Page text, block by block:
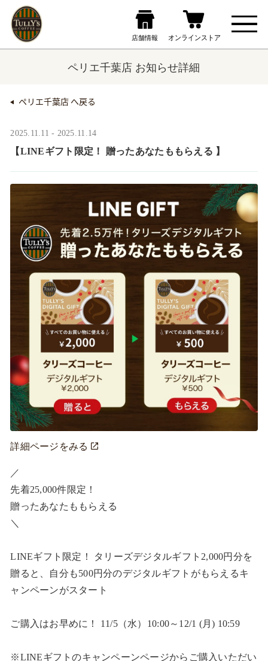
ペリエ千葉店 お知らせ詳細
ペリエ千葉店 へ戻る
2025.11.11 - 2025.11.14
【LINEギフト限定！ 贈ったあなたももらえる ​】
詳細ページをみる
／ ​
先着25,000件限定！​
贈ったあなたももらえる ​
＼ ​
LINEギフト限定！ タリーズデジタルギフト2,000円分を
贈ると、自分も500円分のデジタルギフトがもらえるキ
ャンペーンがスタート​
ご購入はお早めに！ 11/5（水）10:00～12/1 (月) 10:59​
※LINEギフトのキャンペーンページからご購入いただい